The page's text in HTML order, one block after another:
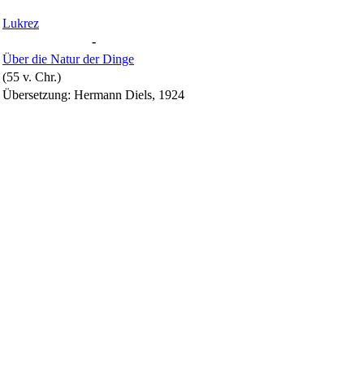
Lukrez
-
Über die Natur der Dinge
(55 v. Chr.)
Übersetzung: Hermann Diels, 1924